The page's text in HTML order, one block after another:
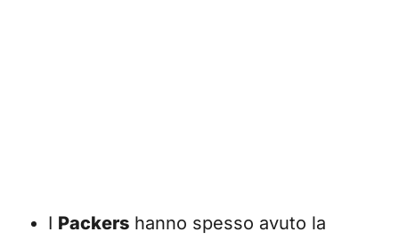
I Packers hanno spesso avuto la